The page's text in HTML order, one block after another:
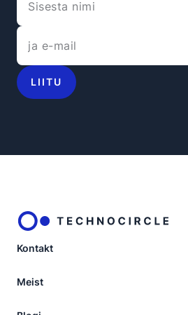
LIITU
Kontakt
Meist